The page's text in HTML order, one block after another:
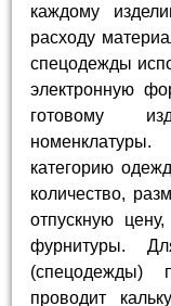
каждому
расходу
спецодежды
электронную
готовому
категорию
количество,
отпускную
фурнитуры.
(спецодежды)
проводит